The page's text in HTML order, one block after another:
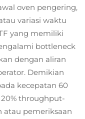
oven pengering,
variasi waktu
yang memiliki
bottleneck
dengan aliran
Demikian
kecepatan 60
throughput-
atau pemeriksaan